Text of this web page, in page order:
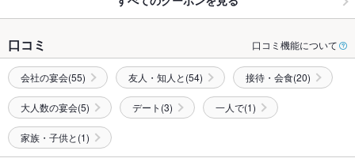
口コミ 口コミ機能について
会社の宴会(55) 友人・知人と(54) 接待・会食(20)
大人数の宴会(5) デート(3) 一人で(1)
家族・子供と(1)